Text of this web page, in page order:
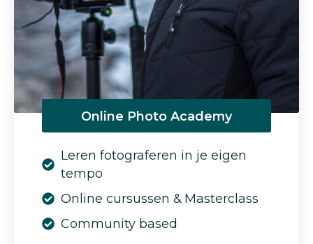
Online Photo Academy
Leren fotograferen in je eigen
tempo
Online cursussen & Masterclass
Community based